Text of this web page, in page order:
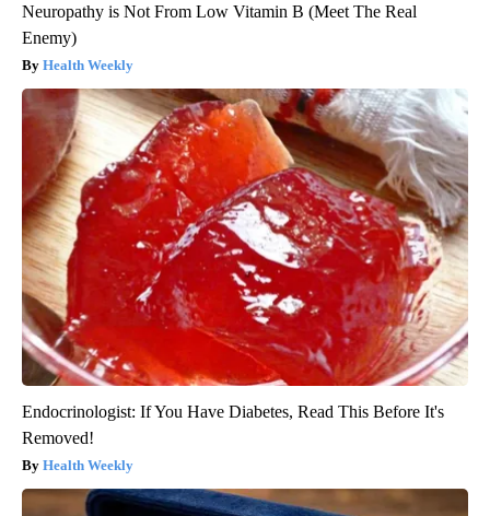
Neuropathy is Not From Low Vitamin B (Meet The Real
Enemy)
Health Weekly
Endocrinologist: If You Have Diabetes, Read This Before It's
Removed!
Health Weekly